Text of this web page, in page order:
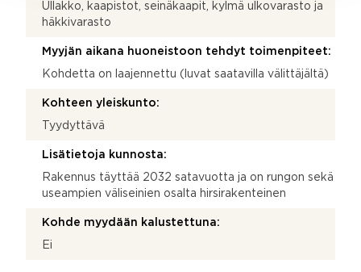
Ullakko, kaapistot, seinäkaapit, kylmä ulkovarasto ja
häkkivarasto
Myyjän aikana huoneistoon tehdyt toimenpiteet:
Kohdetta on laajennettu (luvat saatavilla välittäjältä)
Kohteen yleiskunto:
Tyydyttävä
Lisätietoja kunnosta:
Rakennus täyttää 2032 satavuotta ja on rungon sekä
useampien väliseinien osalta hirsirakenteinen
Kohde myydään kalustettuna:
Ei